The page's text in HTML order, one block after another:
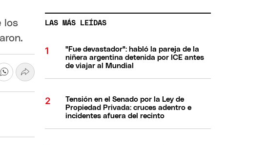
los
LAS MÁS LEÍDAS
"Fue devastador": habló la pareja de la
niñera argentina detenida por ICE antes
de viajar al Mundial
Tensión en el Senado por la Ley de
Propiedad Privada: cruces adentro e
incidentes afuera del recinto